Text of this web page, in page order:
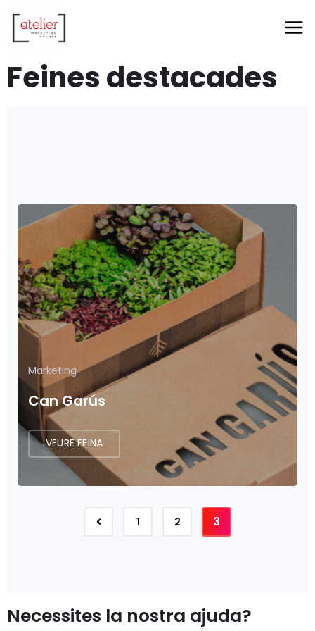
Feines destacades
Marketing
Can Garús
VEURE FEINA
1 2 3
Necessites la nostra ajuda?